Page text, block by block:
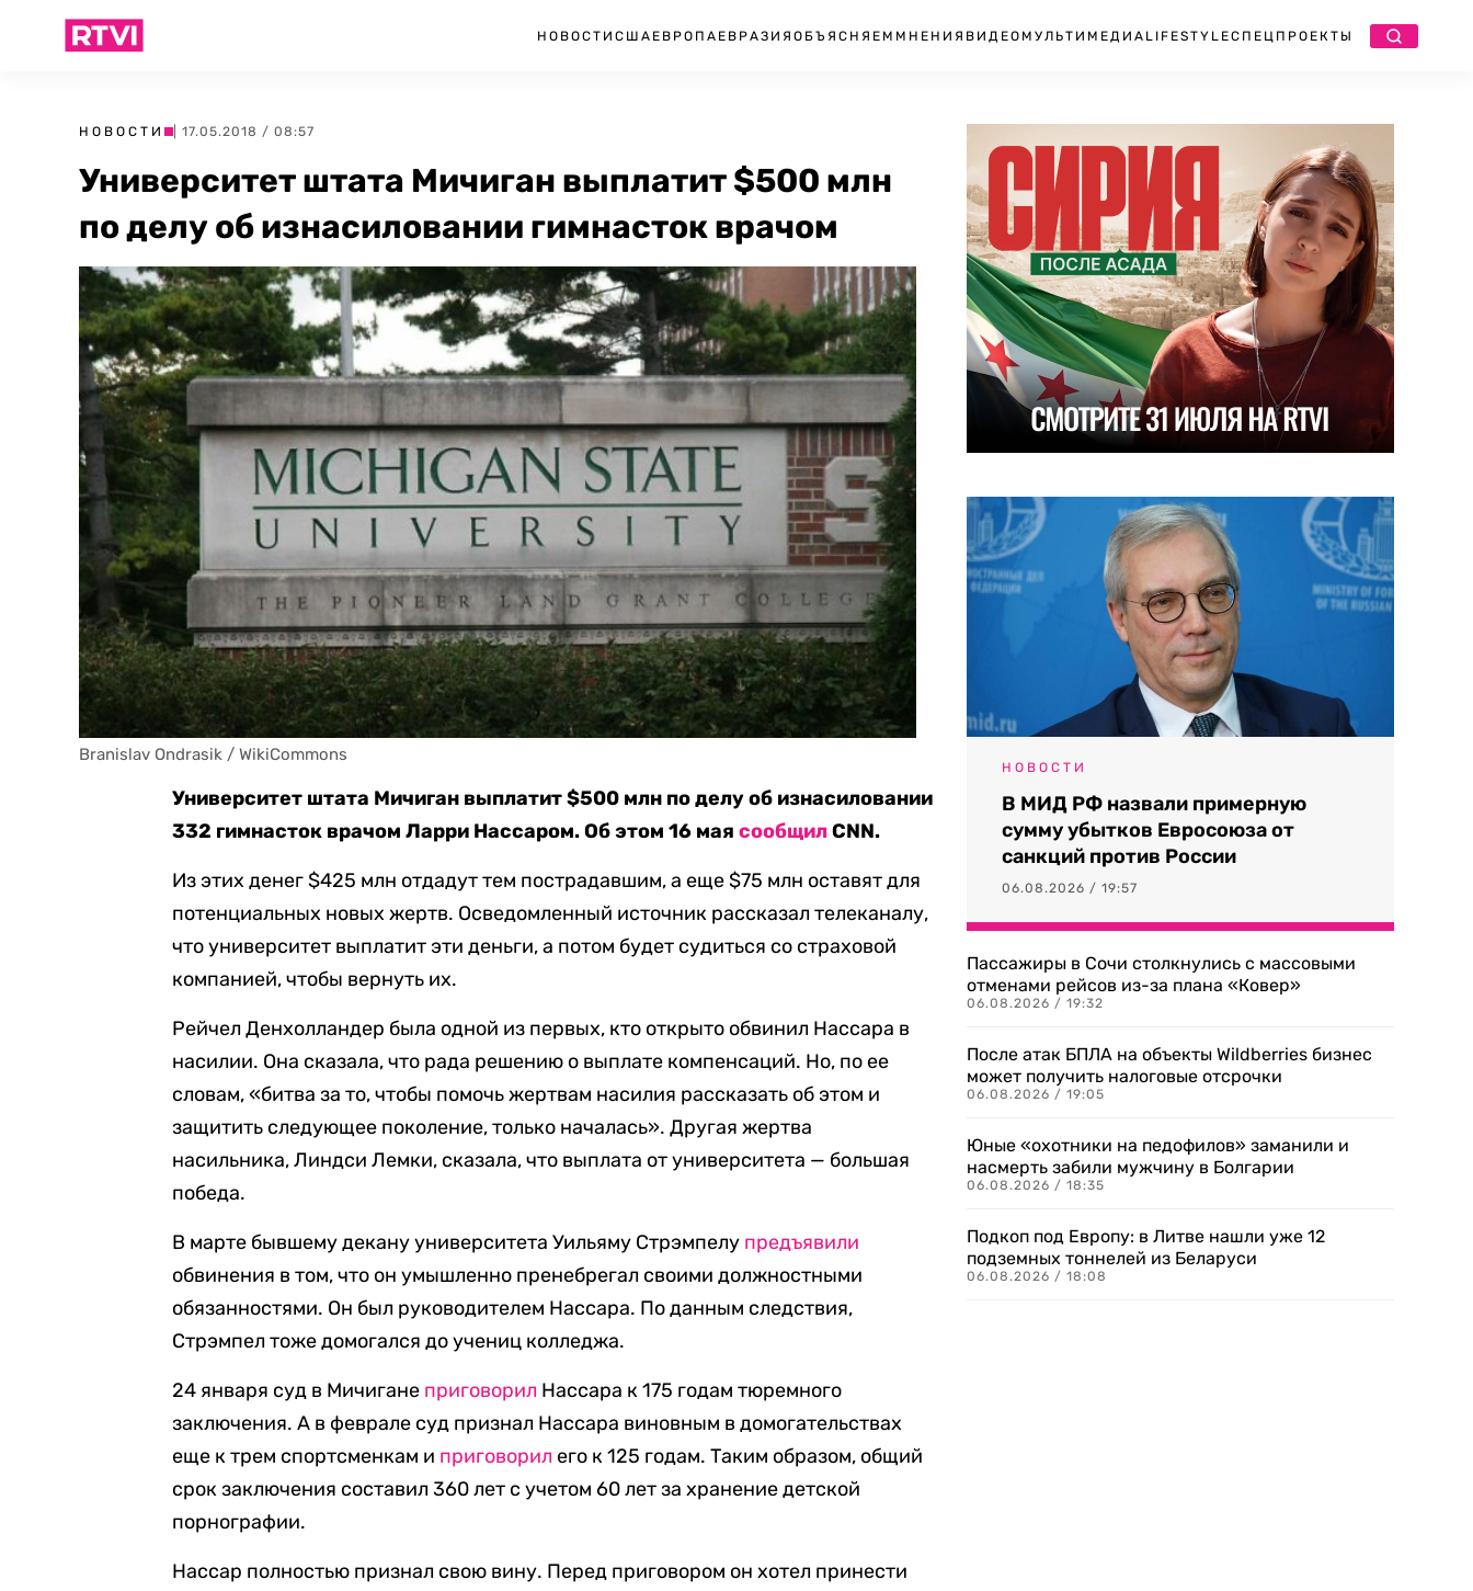
НОВОСТИ США ЕВРОПА ЕВРАЗИЯ ОБЪЯСНЯЕМ МНЕНИЯ ВИДЕО МУЛЬТИМЕДИА LIFESTYLEСПЕЦПРОЕКТЫ
НОВОСТИ | 17.05.2018 / 08:57
Университет штата Мичиган выплатит $500 млн
по делу об изнасиловании гимнасток врачом
Branislav Ondrasik / WikiCommons
Университет штата Мичиган выплатит $500 млн по делу об изнасиловании
332 гимнасток врачом Ларри Нассаром. Об этом 16 маясообщилCNN.
Из этих денег $425 млн отдадут тем пострадавшим, а еще $75 млн оставят для
потенциальных новых жертв. Осведомленный источник рассказал телеканалу,
что университет выплатит эти деньги, а потом будет судиться со страховой
компанией, чтобы вернуть их.
Рейчел Денхолландер была одной из первых, кто открыто обвинил Нассара в
насилии. Она сказала, что рада решению о выплате компенсаций. Но, по ее
словам, «битва за то, чтобы помочь жертвам насилия рассказать об этом и
защитить следующее поколение, только началась». Другая жертва
насильника, Линдси Лемки, сказала, что выплата от университета — большая
победа.
В марте бывшему декану университета Уильяму Стрэмпелу предъявили
обвинения в том, что он умышленно пренебрегал своими должностными
обязанностями. Он был руководителем Нассара. По данным следствия,
Стрэмпел тоже домогался до учениц колледжа.
24 января суд в Мичигане приговорил Нассара к 175 годам тюремного
заключения. А в феврале суд признал Нассара виновным в домогательствах
еще к трем спортсменкам и приговорил его к 125 годам. Таким образом, общий
срок заключения составил 360 лет с учетом 60 лет за хранение детской
порнографии.
Нассар полностью признал свою вину. Перед приговором он хотел принести
НОВОСТИ
В МИД РФ назвали примерную
сумму убытков Евросоюза от
санкций против России
06.08.2026 / 19:57
Пассажиры в Сочи столкнулись с массовыми
отменами рейсов из-за плана «Ковер»
06.08.2026 / 19:32
После атак БПЛА на объекты Wildberries бизнес
может получить налоговые отсрочки
06.08.2026 / 19:05
Юные «охотники на педофилов» заманили и
насмерть забили мужчину в Болгарии
06.08.2026 / 18:35
Подкоп под Европу: в Литве нашли уже 12
подземных тоннелей из Беларуси
06.08.2026 / 18:08